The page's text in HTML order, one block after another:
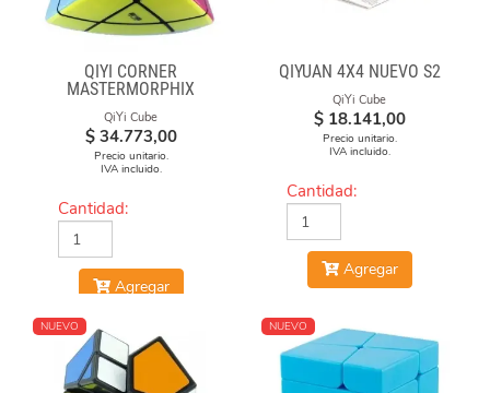
QIYI CORNER
MASTERMORPHIX
QiYi Cube
$ 34.773,00
Precio unitario.
IVA incluido.
Cantidad:
Agregar
QIYUAN 4X4 NUEVO S2
QiYi Cube
$ 18.141,00
Precio unitario.
IVA incluido.
Cantidad:
Agregar
NUEVO NUEVO